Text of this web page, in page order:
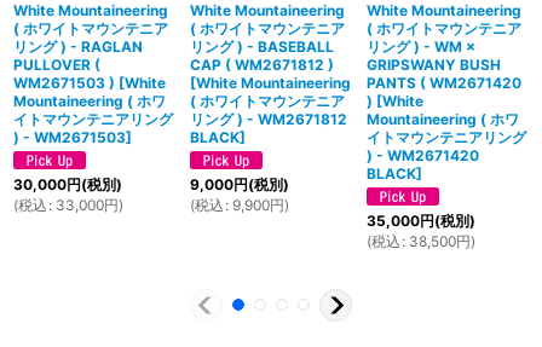
White Mountaineering
( ホワイトマウンテニア
リング ) - RAGLAN
PULLOVER (
WM2671503 ) [White
Mountaineering ( ホワ
イトマウンテニアリング
) - WM2671503]
30,000円(税別)
(税込 : 33,000円)
White Mountaineering
( ホワイトマウンテニア
リング ) - BASEBALL
CAP ( WM2671812 )
[White Mountaineering
( ホワイトマウンテニア
リング ) - WM2671812
BLACK]
9,000円(税別)
(税込 : 9,900円)
White Mountaineering
( ホワイトマウンテニア
リング ) - WM ×
GRIPSWANY BUSH
PANTS ( WM2671420
) [White
Mountaineering ( ホワ
イトマウンテニアリング
) - WM2671420
BLACK]
35,000円(税別)
(税込 : 38,500円)